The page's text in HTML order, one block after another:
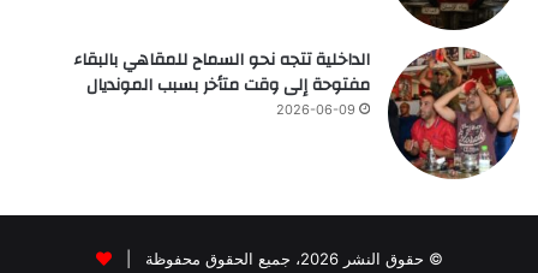
الداخلية تتجه نحو السماح للمقاهي بالبقاء
مفتوحة إلى وقت متأخر بسبب المونديال
2026-06-09
© حقوق النشر 2026، جميع الحقوق محفوظة |